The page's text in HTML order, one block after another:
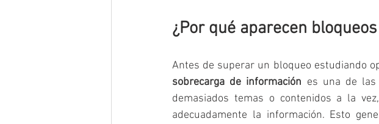
¿Por qué aparecen
Antes de superar un bloqueo estudiando
sobrecarga de información es una de las
demasiados temas o contenidos a la
adecuadamente la información. Esto